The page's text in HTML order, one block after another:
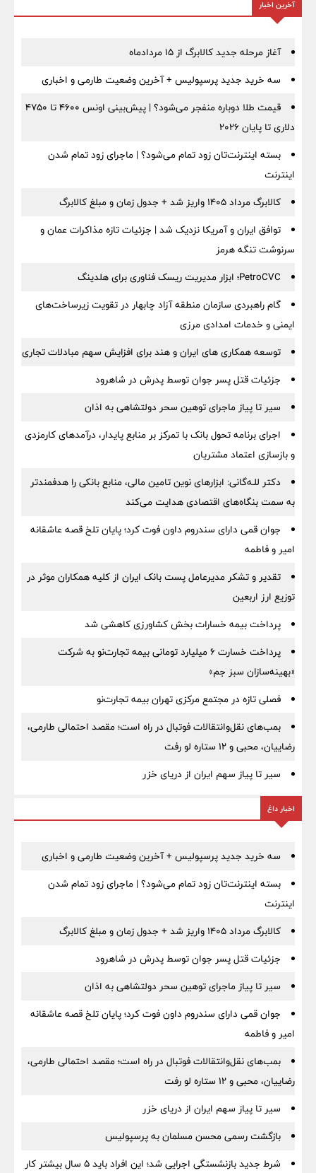
آخرین اخبار
آغاز مرحله جدید کالابرگ از ۱۵ مردادماه
سه خرید جدید پرسپولیس + آخرین وضعیت طارمی و اخباری
قیمت طلا دوباره منفجر می‌شود؟ | پیش‌بینی اونس ۴۶۰۰ تا ۴۷۵۰
دلاری تا پایان ۲۰۲۶
بسته اینترنت‌تان زود تمام می‌شود؟ | ماجرای زود تمام شدن
اینترنت
کالابرگ مرداد ۱۴۰۵ واریز شد + جدول زمان و مبلغ کالابرگ
توافق ایران و آمریکا نزدیک شد | جزئیات تازه مذاکرات عمان و
سرنوشت تنگه هرمز
PetroCVC؛ ابزار مدیریت ریسک فناوری برای هلدینگ
گام راهبردی سازمان منطقه آزاد چابهار در تقویت زیرساخت‌های
ایمنی و خدمات امدادی مرزی
توسعه همکاری های ایران و هند برای افزایش سهم مبادلات تجاری
جزئیات قتل پسر جوان توسط پدرش در شاهرود
سیر تا پیاز ماجرای توهین سحر دولتشاهی به اذان
اجرای برنامه تحول بانک با تمرکز بر منابع پایدار، درآمدهای کارمزدی
و بازسازی اعتماد مشتریان
دکتر للـه‌گانی: ابزارهای نوین تامین مالی، منابع بانکی را هدفمندتر
به سمت بنگاه‌های اقتصادی هدایت می‌کند
جوان قمی دارای سندروم داون فوت کرد؛ پایان تلخ قصه عاشقانه
امیر و فاطمه
تقدیر و تشکر مدیرعامل پست بانک ایران از کلیه همکاران موثر در
توزیع ارز اربعین
پرداخت بیمه خسارات بخش کشاورزی کاهشی شد
پرداخت خسارت ۶ میلیارد تومانی بیمه تجارت‌نو به شرکت
«بهینه‌سازان سبز جم»
فصلی تازه در مجتمع مرکزی تهران بیمه تجارت‌نو
بمب‌های نقل‌وانتقالات فوتبال در راه است؛ مقصد احتمالی طارمی،
رضاییان، محبی و ۱۲ ستاره لو رفت
سیر تا پیاز سهم ایران از دریای خزر
اخبار داغ
سه خرید جدید پرسپولیس + آخرین وضعیت طارمی و اخباری
بسته اینترنت‌تان زود تمام می‌شود؟ | ماجرای زود تمام شدن
اینترنت
کالابرگ مرداد ۱۴۰۵ واریز شد + جدول زمان و مبلغ کالابرگ
جزئیات قتل پسر جوان توسط پدرش در شاهرود
سیر تا پیاز ماجرای توهین سحر دولتشاهی به اذان
جوان قمی دارای سندروم داون فوت کرد؛ پایان تلخ قصه عاشقانه
امیر و فاطمه
بمب‌های نقل‌وانتقالات فوتبال در راه است؛ مقصد احتمالی طارمی،
رضاییان، محبی و ۱۲ ستاره لو رفت
سیر تا پیاز سهم ایران از دریای خزر
بازگشت رسمی محسن مسلمان به پرسپولیس
شرط جدید بازنشستگی اجرایی شد؛ این افراد باید ۵ سال بیشتر کار